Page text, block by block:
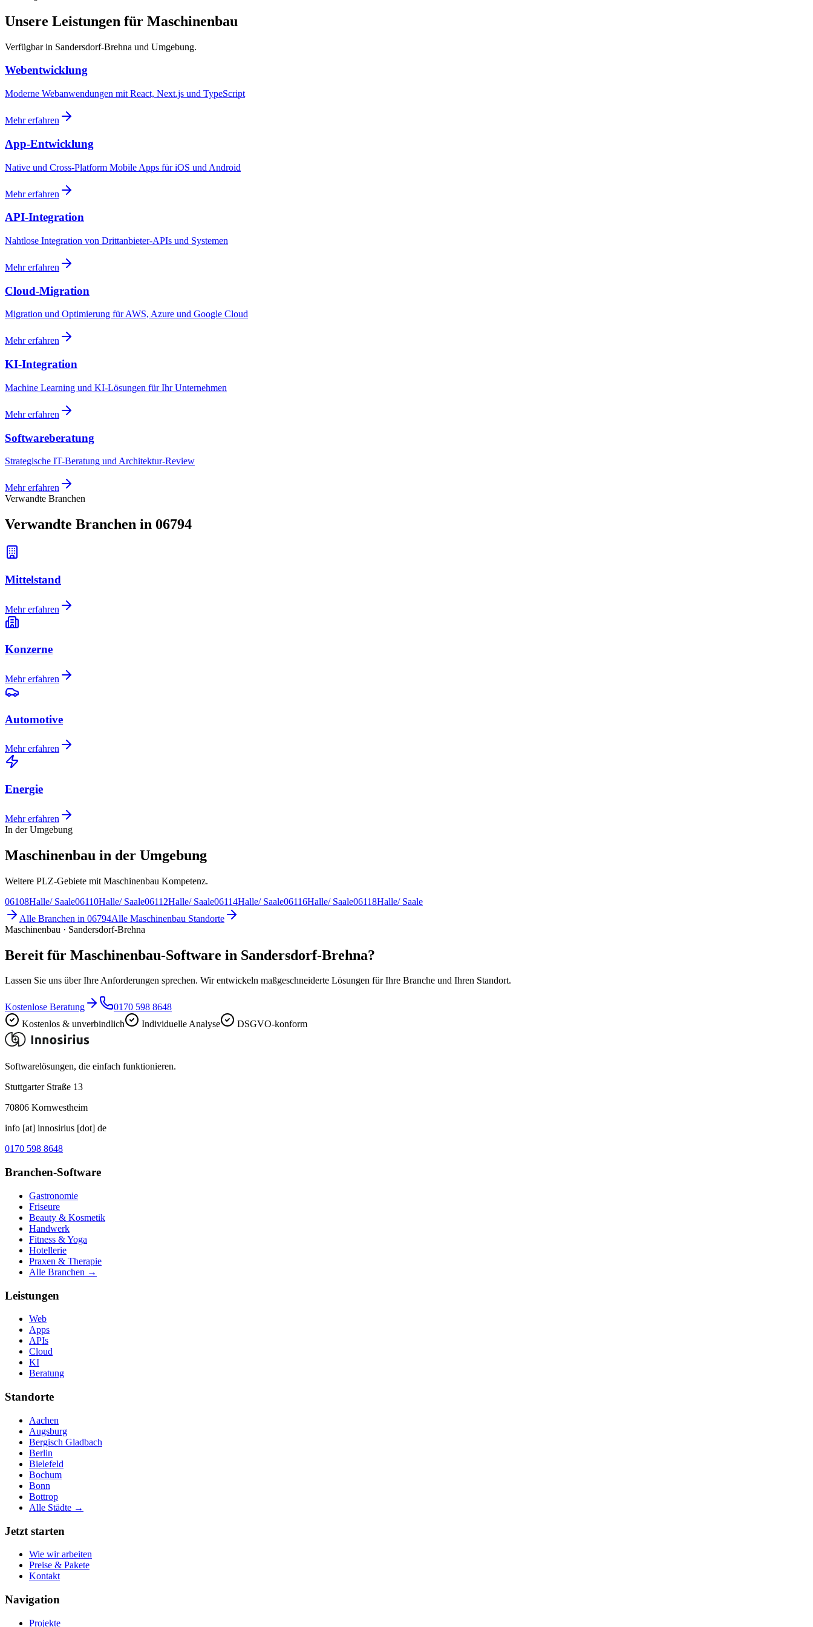
Unsere Leistungen für Maschinenbau
Verfügbar in Sandersdorf-Brehna und Umgebung.
Webentwicklung
Moderne Webanwendungen mit React, Next.js und TypeScript
Mehr erfahren
App-Entwicklung
Native und Cross-Platform Mobile Apps für iOS und Android
Mehr erfahren
API-Integration
Nahtlose Integration von Drittanbieter-APIs und Systemen
Mehr erfahren
Cloud-Migration
Migration und Optimierung für AWS, Azure und Google Cloud
Mehr erfahren
KI-Integration
Machine Learning und KI-Lösungen für Ihr Unternehmen
Mehr erfahren
Softwareberatung
Strategische IT-Beratung und Architektur-Review
Mehr erfahren
Verwandte Branchen
Verwandte Branchen in 06794
Mittelstand
Mehr erfahren
Konzerne
Mehr erfahren
Automotive
Mehr erfahren
Energie
Mehr erfahren
In der Umgebung
Maschinenbau in der Umgebung
Weitere PLZ-Gebiete mit Maschinenbau Kompetenz.
06108Halle/ Saale06110Halle/ Saale06112Halle/ Saale06114Halle/ Saale06116Halle/ Saale06118Halle/ Saale
Alle Branchen in 06794Alle Maschinenbau Standorte
Maschinenbau · Sandersdorf-Brehna
Bereit für Maschinenbau-Software in Sandersdorf-Brehna?
Lassen Sie uns über Ihre Anforderungen sprechen. Wir entwickeln maßgeschneiderte Lösungen für Ihre Branche und Ihren Standort.
Kostenlose Beratung
0170 598 8648
Kostenlos & unverbindlich
Individuelle Analyse DSGVO-konform
Softwarelösungen, die einfach funktionieren.
Stuttgarter Straße 13
70806 Kornwestheim
info [at] innosirius [dot] de
0170 598 8648
Branchen-Software
Gastronomie
Friseure
Beauty & Kosmetik
Handwerk
Fitness & Yoga
Hotellerie
Praxen & Therapie
Alle Branchen →
Leistungen
Web
Apps
APIs
Cloud
KI
Beratung
Standorte
Aachen
Augsburg
Bergisch Gladbach
Berlin
Bielefeld
Bochum
Bonn
Bottrop
Alle Städte →
Jetzt starten
Wie wir arbeiten
Preise & Pakete
Kontakt
Navigation
Projekte